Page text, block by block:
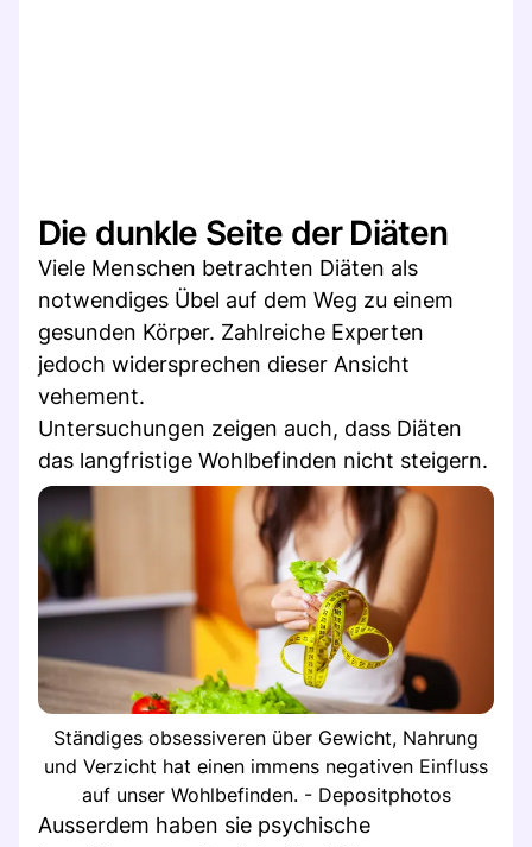
Die dunkle Seite der Diäten
Viele Menschen betrachten Diäten als
notwendiges Übel auf dem Weg zu einem
gesunden Körper. Zahlreiche Experten
jedoch widersprechen dieser Ansicht
vehement.
Untersuchungen zeigen auch, dass Diäten
das langfristige Wohlbefinden nicht steigern.
Ständiges obsessiveren über Gewicht, Nahrung
und Verzicht hat einen immens negativen Einfluss
auf unser Wohlbefinden. - Depositphotos
Ausserdem haben sie psychische